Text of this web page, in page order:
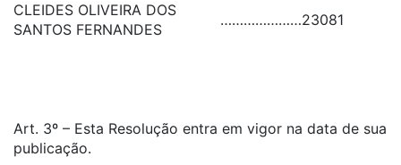
CLEIDES OLIVEIRA DOS
SANTOS FERNANDES
…………………23081
Art. 3º – Esta Resolução entra em vigor na data de sua
publicação.